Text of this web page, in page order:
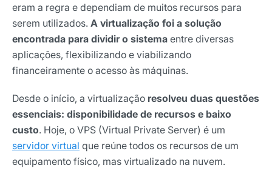
eram a regra e dependiam de muitos recursos para
serem utilizados. A virtualização foi a solução
encontrada para dividir o sistema entre diversas
aplicações, flexibilizando e viabilizando
financeiramente o acesso às máquinas.
Desde o início, a virtualização resolveu duas questões
essenciais: disponibilidade de recursos e baixo
custo. Hoje, o VPS (Virtual Private Server) é um
servidor virtual que reúne todos os recursos de um
equipamento físico, mas virtualizado na nuvem.